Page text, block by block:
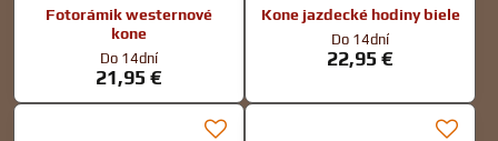
Fotorámik westernové
kone
Do 14dní
21,95 €
Kone jazdecké hodiny biele
Do 14dní
22,95 €